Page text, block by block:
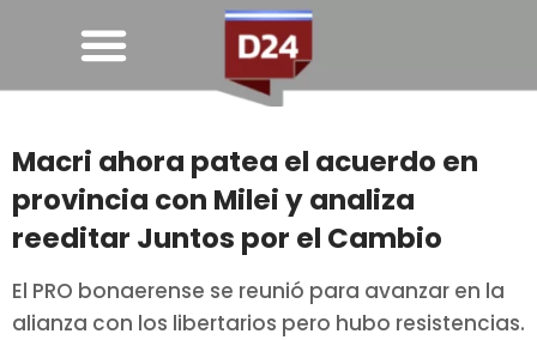
Macri ahora patea el acuerdo en
provincia con Milei y analiza
reeditar Juntos por el Cambio
El PRO bonaerense se reunió para avanzar en la
alianza con los libertarios pero hubo resistencias.